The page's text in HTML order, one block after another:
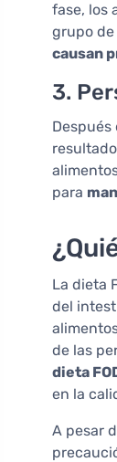
fase, los
grupo
causan
3.
para
La dieta
del
de las
dieta
en la
A pesar